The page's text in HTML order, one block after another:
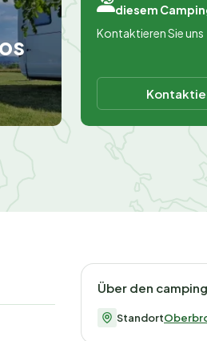
diesem
Kontaktieren Sie uns
Über den camping
Standort